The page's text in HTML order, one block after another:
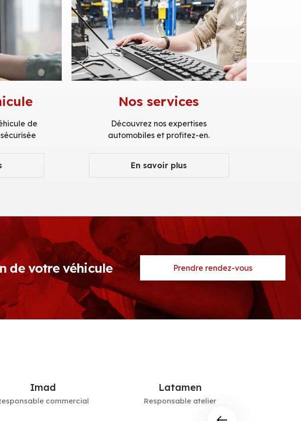
de
Nos services
Découvrez nos expertises
automobiles et profitez-en.
En savoir plus
de votre véhicule Prendre rendez-vous
Imad
commercial
Latamen
Responsable atelier